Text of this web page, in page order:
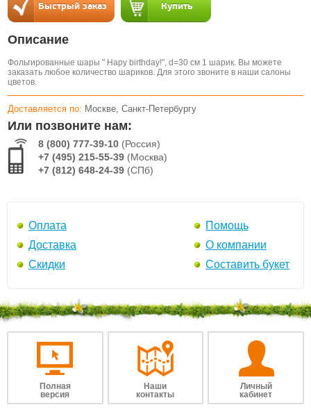
Описание
Фольгированные шары " Hapy birthday!", d=30 см 1 шарик. Вы можете
заказать любое количество шариков. Для этого звоните в наши салоны
цветов.
Доставляется по: Москве, Санкт-Петербургу
Или позвоните нам:
8 (800) 777-39-10 (Россия)
+7 (495) 215-55-39 (Москва)
+7 (812) 648-24-39 (СПб)
Оплата
Доставка
Скидки
Помощь
О компании
Составить букет
Полная
версия
Наши
контакты
Личный
кабинет